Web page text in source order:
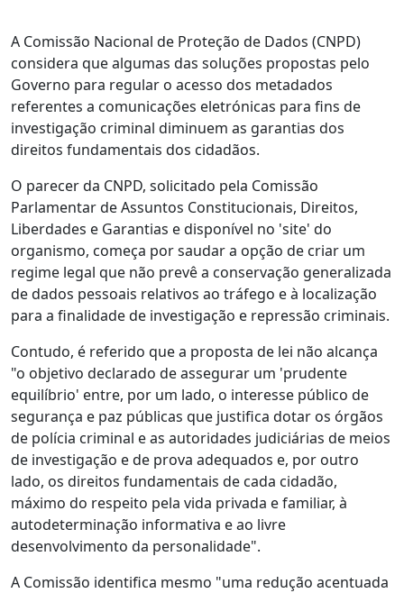
A Comissão Nacional de Proteção de Dados (CNPD)
considera que algumas das soluções propostas pelo
Governo para regular o acesso dos metadados
referentes a comunicações eletrónicas para fins de
investigação criminal diminuem as garantias dos
direitos fundamentais dos cidadãos.
O parecer da CNPD, solicitado pela Comissão
Parlamentar de Assuntos Constitucionais, Direitos,
Liberdades e Garantias e disponível no 'site' do
organismo, começa por saudar a opção de criar um
regime legal que não prevê a conservação generalizada
de dados pessoais relativos ao tráfego e à localização
para a finalidade de investigação e repressão criminais.
Contudo, é referido que a proposta de lei não alcança
"o objetivo declarado de assegurar um 'prudente
equilíbrio' entre, por um lado, o interesse público de
segurança e paz públicas que justifica dotar os órgãos
de polícia criminal e as autoridades judiciárias de meios
de investigação e de prova adequados e, por outro
lado, os direitos fundamentais de cada cidadão,
máximo do respeito pela vida privada e familiar, à
autodeterminação informativa e ao livre
desenvolvimento da personalidade".
A Comissão identifica mesmo "uma redução acentuada